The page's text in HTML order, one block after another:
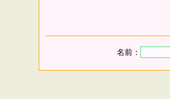
名前：